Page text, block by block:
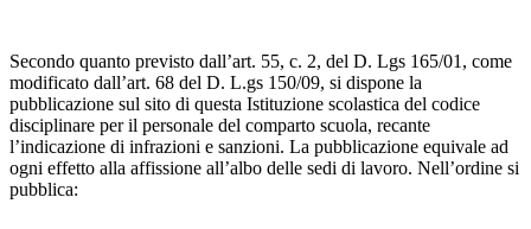
Secondo quanto previsto dall’art. 55, c. 2, del D. Lgs 165/01, come
modificato dall’art. 68 del D. L.gs 150/09, si dispone la
pubblicazione sul sito di questa Istituzione scolastica del codice
disciplinare per il personale del comparto scuola, recante
l’indicazione di infrazioni e sanzioni. La pubblicazione equivale ad
ogni effetto alla affissione all’albo delle sedi di lavoro. Nell’ordine si
pubblica: